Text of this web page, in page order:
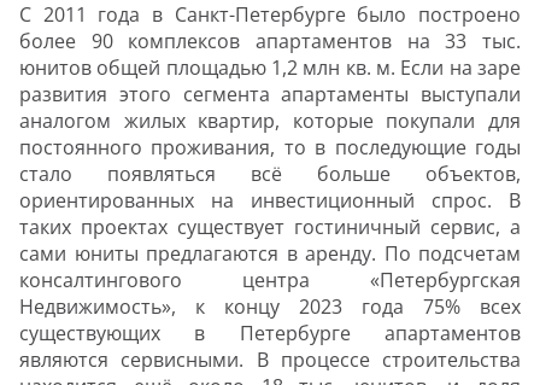
С 2011 года в Санкт-Петербурге было построено
более 90 комплексов апартаментов на 33 тыс.
юнитов общей площадью 1,2 млн кв. м. Если на заре
развития этого сегмента апартаменты выступали
аналогом жилых квартир, которые покупали для
постоянного проживания, то в последующие годы
стало появляться всё больше объектов,
ориентированных на инвестиционный спрос. В
таких проектах существует гостиничный сервис, а
сами юниты предлагаются в аренду. По подсчетам
консалтингового центра «Петербургская
Недвижимость», к концу 2023 года 75% всех
существующих в Петербурге апартаментов
являются сервисными. В процессе строительства